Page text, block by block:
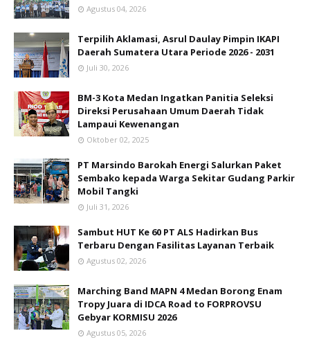
Marching Band MAPN 4 Medan Borong Enam
Gebyar KORMISU 2026
Agustus 05, 2026
Ledakan Grand Polonia Tewaskan ART Asal
yang Wajib Dipenuhi
Juli 22, 2026